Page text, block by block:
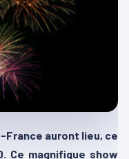
France auront lieu, ce
Ce magnifique show